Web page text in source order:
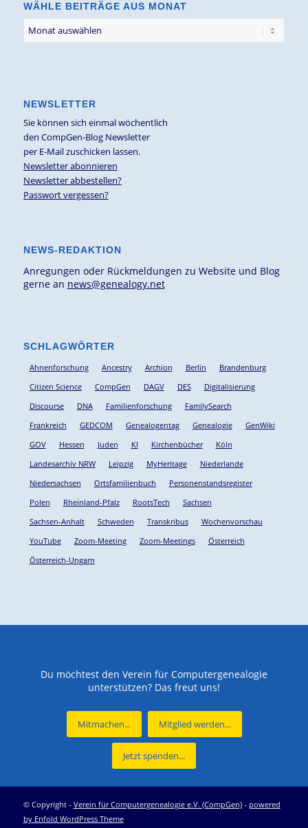
WÄHLE BEITRÄGE AUS MONAT
NEWSLETTER
Sie können sich einmal wöchentlich
den CompGen-Blog Newsletter
per E-Mail zuschicken lassen.
Newsletter abonnieren
Newsletter abbestellen?
Passwort vergessen?
NEWS-REDAKTION
Anregungen oder Rückmeldungen zu Website und Blog
gerne an news@genealogy.net
SCHLAGWÖRTER
Ahnenforschung Ancestry Archion Berlin
Brandenburg
Citizen Science
CompGen DAGV DES
Digitalisierung
Discourse
DNA Familienforschung
FamilySearch
Frankreich
GEDCOM Genealogentag Genealogie
GenWiki
GOV
Hessen Juden KI Kirchenbücher
Köln
Landesarchiv NRW
Leipzig MyHeritage
Niederlande
Niedersachsen
Ortsfamilienbuch
Personenstandsregister
Polen
Rheinland-Pfalz RootsTech
Sachsen
Sachsen-Anhalt
Schweden Transkribus
Wochenvorschau
YouTube
Zoom-Meeting Zoom-Meetings
Österreich
Österreich-Ungarn
Du möchtest den Verein für Computergenealogie
unterstützen? Das freut uns!
Mitmachen... Mitglied werden...
Jetzt spenden...
© Copyright - Verein für Computergenealogie e.V. (CompGen)- powered
by Enfold WordPress Theme